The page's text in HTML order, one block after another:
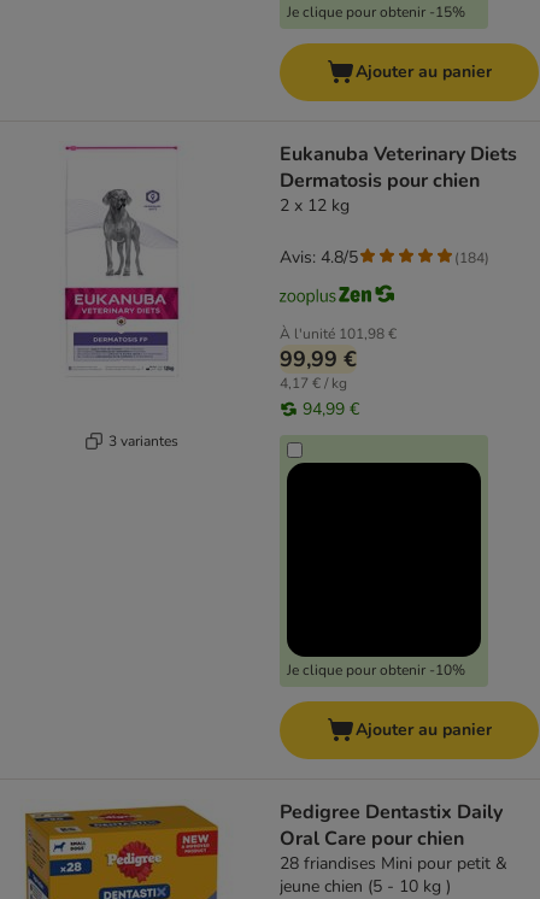
Je clique pour obtenir -15%
Ajouter au panier
3 variantes
Eukanuba Veterinary Diets
Dermatosis pour chien
2 x 12 kg
À l'unité 101,98 €
99,99 €
4,17 € / kg
94,99 €
Je clique pour obtenir -10%
Avis: 4.8/5 (184)
Ajouter au panier
Pedigree Dentastix Daily
Oral Care pour chien
28 friandises Mini pour petit &
jeune chien (5 - 10 kg )